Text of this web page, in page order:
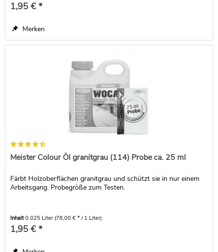
1,95 € *
Merken
Meister Colour Öl granitgrau (114) Probe ca. 25 ml
Färbt Holzoberflächen granitgrau und schützt sie in nur einem
Arbeitsgang. Probegröße zum Testen.
Inhalt0.025 Liter (78,00 € * / 1 Liter)
1,95 € *